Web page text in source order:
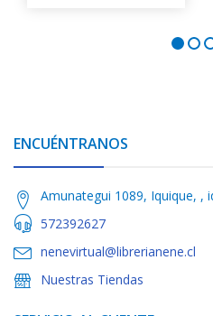
ENCUÉNTRANOS
Amunategui 1089, Iquique, ,
572392627
nenevirtual@librerianene.cl
Nuestras Tiendas